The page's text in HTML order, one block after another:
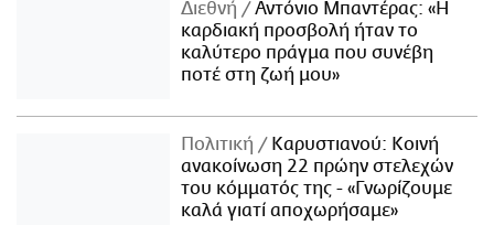
Διεθνή
Αντόνιο Μπαντέρας: «Η
καρδιακή προσβολή ήταν το
καλύτερο πράγμα που συνέβη
ποτέ στη ζωή μου»
Πολιτική
Καρυστιανού: Κοινή
ανακοίνωση 22 πρώην στελεχών
του κόμματός της - «Γνωρίζουμε
καλά γιατί αποχωρήσαμε»